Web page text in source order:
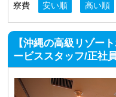
寮費
安い順 高い順
【沖縄の高級リゾー
ービススタッフ/正社